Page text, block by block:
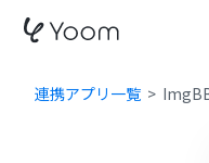
連携アプリ一覧